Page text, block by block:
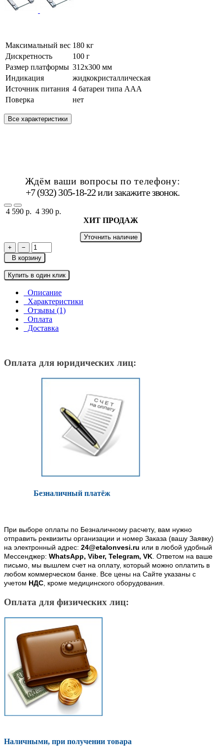
Максимальный вес 180 кг
Дискретность
100 г
Размер платформы 312х300 мм
Индикация
жидкокристаллическая
Источник питания 4 батареи типа ААА
Поверка
нет
Все характеристики
Ждём ваши вопросы по телефону:
+7 (932) 305-18-22 илизакажите звонок.
4 590 р. 4 390 р.
ХИТ ПРОДАЖ
Уточнить наличие
+
−
В корзину
Купить в один клик
Описание
Характеристики
Отзывы (1)
Оплата
Доставка
Оплата для юридических лиц:
Безналичный платёж
При выборе оплаты по Безналичному расчету, вам нужно
отправить реквизиты организации и номер Заказа (вашу Заявку)
на электронный адрес: 24@etalonvesi.ru или в любой удобный
Мессенджер: WhatsApp, Viber, Telegram, VK. Ответом на ваше
письмо, мы вышлем счет на оплату, который можно оплатить в
любом коммерческом банке. Все цены на Сайте указаны с
учетом НДС, кроме медицинского оборудования.
Оплата для физических лиц:
Наличными, при получении товара